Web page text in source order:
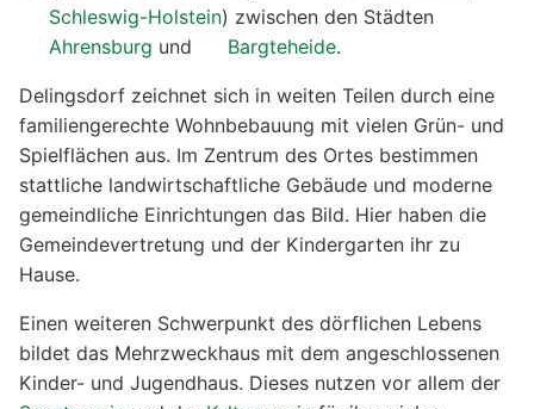
Schleswig-Holstein) zwischen den Städten
Ahrensburg und Bargteheide.
Delingsdorf zeichnet sich in weiten Teilen durch eine
familiengerechte Wohnbebauung mit vielen Grün- und
Spielflächen aus. Im Zentrum des Ortes bestimmen
stattliche landwirtschaftliche Gebäude und moderne
gemeindliche Einrichtungen das Bild. Hier haben die
Gemeindevertretung und der Kindergarten ihr zu
Hause.
Einen weiteren Schwerpunkt des dörflichen Lebens
bildet das Mehrzweckhaus mit dem angeschlossenen
Kinder- und Jugendhaus. Dieses nutzen vor allem der